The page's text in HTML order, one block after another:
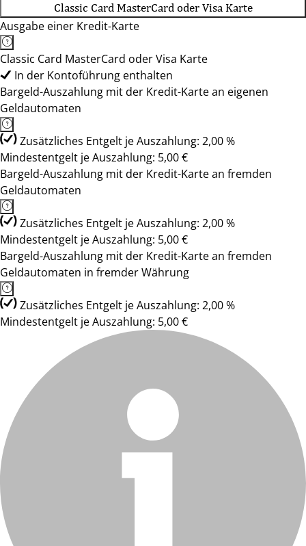
Classic Card MasterCard oder Visa Karte
Ausgabe einer Kredit-Karte
Classic Card MasterCard oder Visa Karte
In der Kontoführung enthalten
Bargeld-Auszahlung mit der Kredit-Karte an eigenen
Geldautomaten
Zusätzliches Entgelt je Auszahlung: 2,00 %
Mindestentgelt je Auszahlung: 5,00 €
Bargeld-Auszahlung mit der Kredit-Karte an fremden
Geldautomaten
Zusätzliches Entgelt je Auszahlung: 2,00 %
Mindestentgelt je Auszahlung: 5,00 €
Bargeld-Auszahlung mit der Kredit-Karte an fremden
Geldautomaten in fremder Währung
Zusätzliches Entgelt je Auszahlung: 2,00 %
Mindestentgelt je Auszahlung: 5,00 €